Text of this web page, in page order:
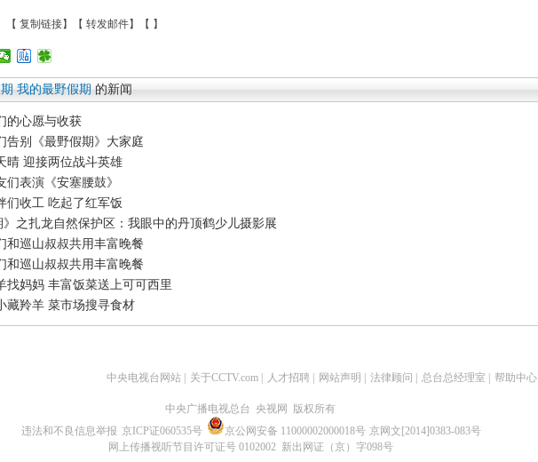
【 复制链接】【 转发邮件】【 】
我的最野假期 的新闻
的心愿与收获
告别《最野假期》大家庭
晴 迎接两位战斗英雄
们表演《安塞腰鼓》
们收工 吃起了红军饭
之扎龙自然保护区：我眼中的丹顶鹤少儿摄影展
和巡山叔叔共用丰富晚餐
和巡山叔叔共用丰富晚餐
找妈妈 丰富饭菜送上可可西里
藏羚羊 菜市场搜寻食材
中央电视台网站 关于CCTV.com 人才招聘 网站声明 法律顾问 总台总经理室 帮助中心
中央广播电视总台 央视网 版权所有
违法和不良信息举报 京ICP证060535号 京公网安备 11000002000018号 京网文[2014]0383-083号
网上传播视听节目许可证号 0102002 新出网证（京）字098号